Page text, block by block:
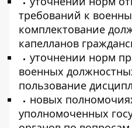
требований к
комплектование
капелланов
уточнении норм
военных
пользование
новых
уполномоченных